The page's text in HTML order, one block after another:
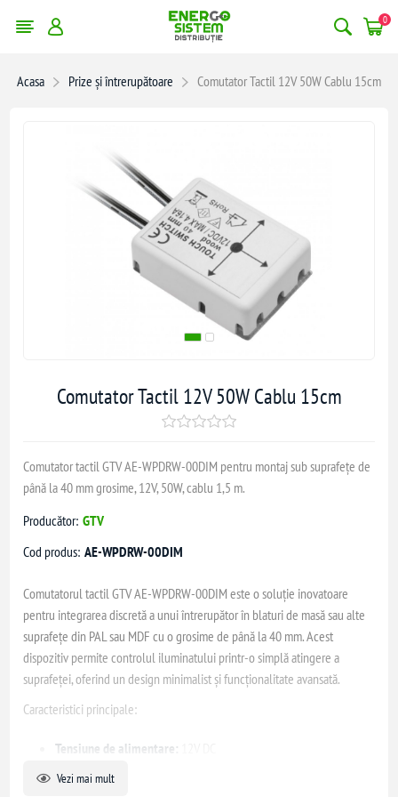
0
Acasa Prize și întrerupătoare Comutator Tactil 12V 50W Cablu 15cm
Comutator Tactil 12V 50W Cablu 15cm
Comutator tactil GTV AE-WPDRW-00DIM pentru montaj sub suprafețe de
până la 40 mm grosime, 12V, 50W, cablu 1,5 m.
Producător: GTV
Cod produs: AE-WPDRW-00DIM
Comutatorul tactil GTV AE-WPDRW-00DIM este o soluție inovatoare
pentru integrarea discretă a unui întrerupător în blaturi de masă sau alte
suprafețe din PAL sau MDF cu o grosime de până la 40 mm. Acest
dispozitiv permite controlul iluminatului printr-o simplă atingere a
suprafeței, oferind un design minimalist și funcționalitate avansată.
Caracteristici principale:
Tensiune de alimentare:
Putere maximă suportată:
Vezi mai mult